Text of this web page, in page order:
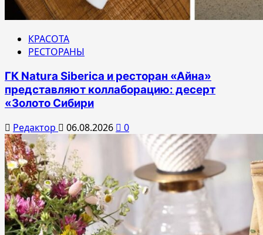
КРАСОТА
РЕСТОРАНЫ
ГК Natura Siberica и ресторан «Айна»
представляют коллаборацию: десерт
«Золото Сибири
Редактор 06.08.2026 0